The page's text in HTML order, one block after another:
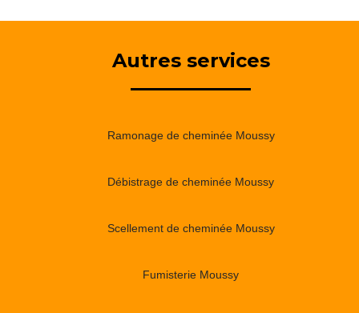
Autres services
Ramonage de cheminée Moussy
Débistrage de cheminée Moussy
Scellement de cheminée Moussy
Fumisterie Moussy